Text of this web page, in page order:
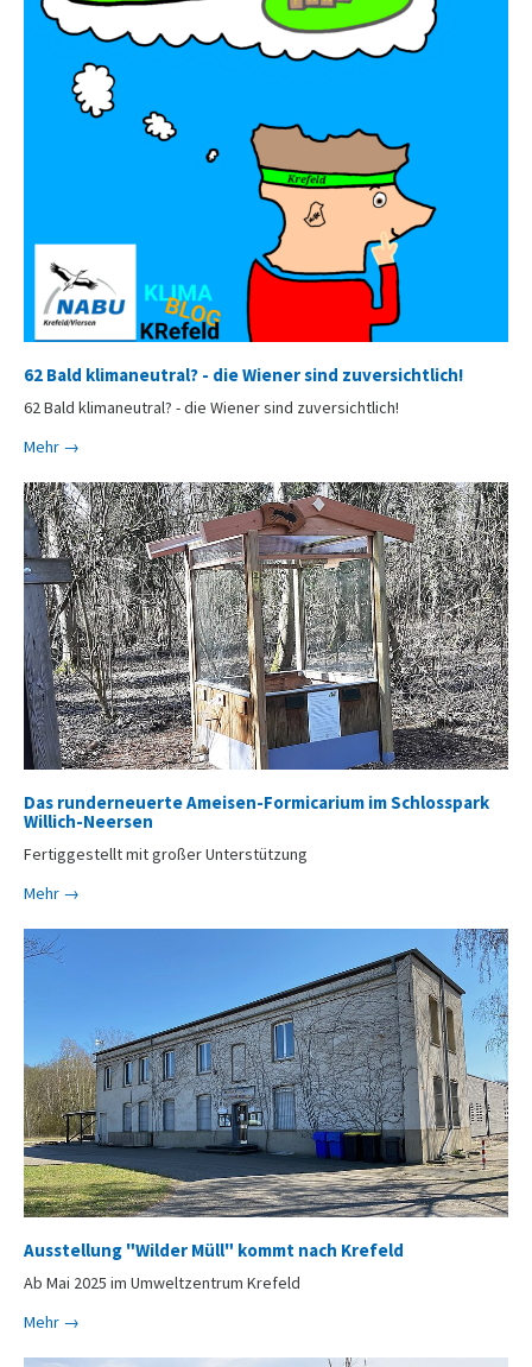
62 Bald klimaneutral? - die Wiener sind zuversichtlich!
62 Bald klimaneutral? - die Wiener sind zuversichtlich!
Mehr →
Das runderneuerte Ameisen-Formicarium im Schlosspark
Willich-Neersen
Fertiggestellt mit großer Unterstützung
Mehr →
Ausstellung "Wilder Müll" kommt nach Krefeld
Ab Mai 2025 im Umweltzentrum Krefeld
Mehr →